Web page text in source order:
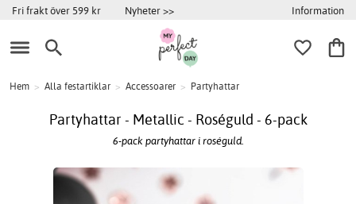
Fri frakt över 599 kr Nyheter >> Information
Hem > Alla festartiklar > Accessoarer > Partyhattar
Partyhattar - Metallic - Roséguld - 6-pack
6-pack partyhattar i roséguld.